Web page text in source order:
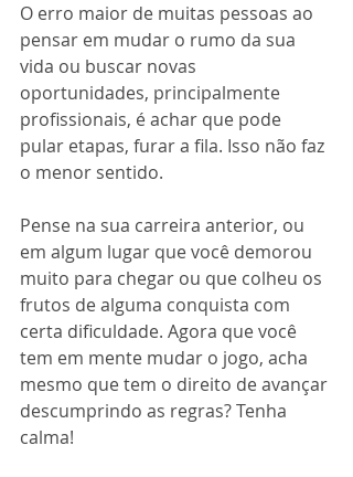
O erro maior de muitas pessoas ao
pensar em mudar o rumo da sua
vida ou buscar novas
oportunidades, principalmente
profissionais, é achar que pode
pular etapas, furar a fila. Isso não faz
o menor sentido.
Pense na sua carreira anterior, ou
em algum lugar que você demorou
muito para chegar ou que colheu os
frutos de alguma conquista com
certa dificuldade. Agora que você
tem em mente mudar o jogo, acha
mesmo que tem o direito de avançar
descumprindo as regras? Tenha
calma!